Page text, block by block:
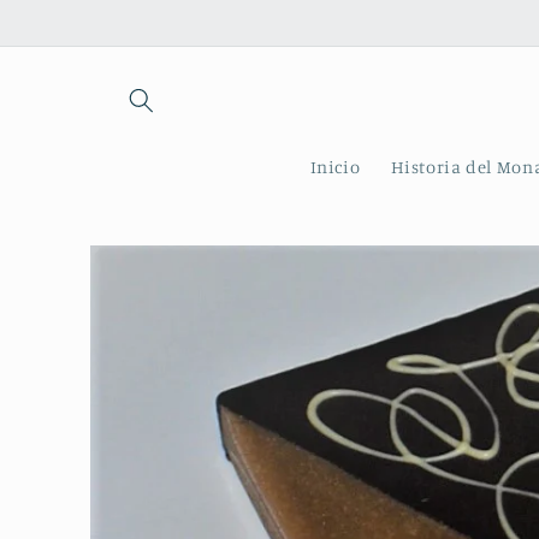
al contenido
Inicio Historia del
directamente